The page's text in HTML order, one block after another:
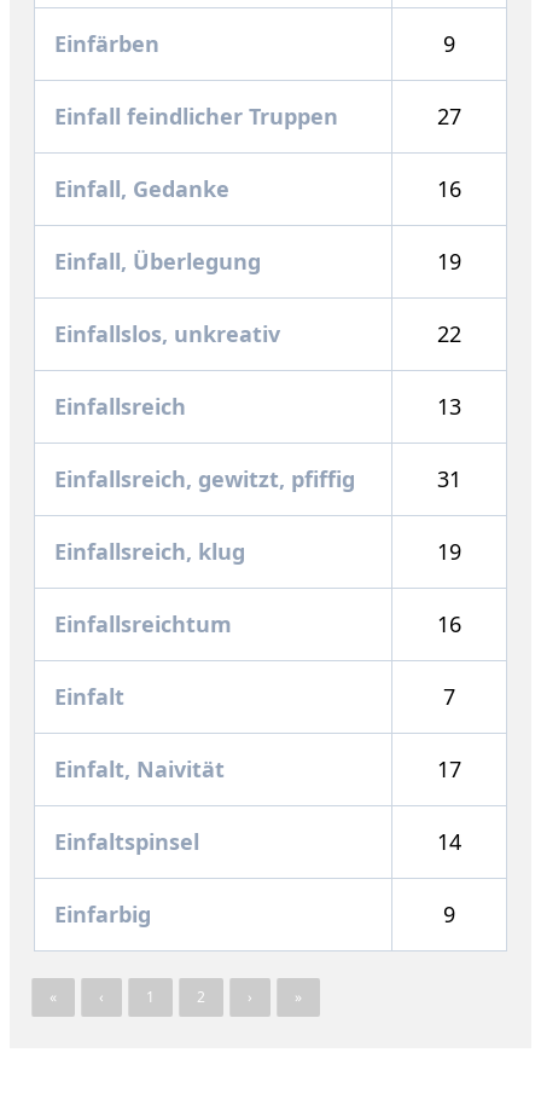
Einfärben 9
Einfall feindlicher Truppen 27
Einfall, Gedanke 16
Einfall, Überlegung 19
Einfallslos, unkreativ 22
Einfallsreich 13
Einfallsreich, gewitzt, pfiffig 31
Einfallsreich, klug 19
Einfallsreichtum 16
Einfalt 7
Einfalt, Naivität 17
Einfaltspinsel 14
Einfarbig 9
« ‹ 1 2 › »